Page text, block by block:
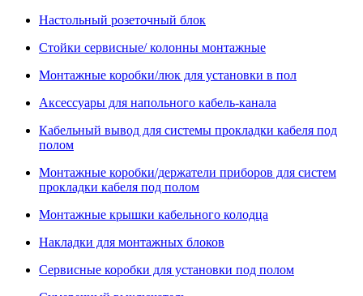
Настольный розеточный блок
Стойки сервисные/ колонны монтажные
Монтажные коробки/люк для установки в пол
Аксессуары для напольного кабель-канала
Кабельный вывод для системы прокладки кабеля под
полом
Монтажные коробки/держатели приборов для систем
прокладки кабеля под полом
Монтажные крышки кабельного колодца
Накладки для монтажных блоков
Сервисные коробки для установки под полом